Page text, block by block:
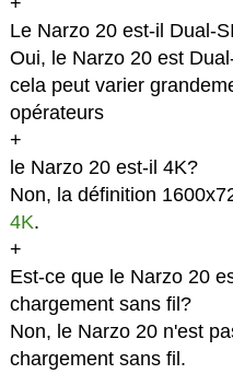
Le Narzo 20 est-il Dual-
Oui, le Narzo 20 est
cela peut varier
opérateurs
+
le Narzo 20 est-il 4K?
Non, la définition
4K.
+
Est-ce que le Narzo 20
chargement sans fil?
Non, le Narzo 20 n'est
chargement sans fil.